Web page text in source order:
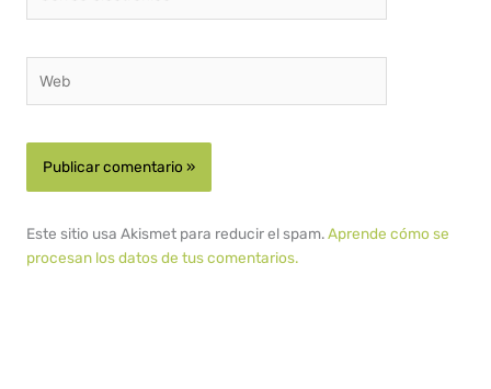
electrónico*
Este sitio usa Akismet para reducir el spam.Aprende cómo se
procesan los datos de tus comentarios.